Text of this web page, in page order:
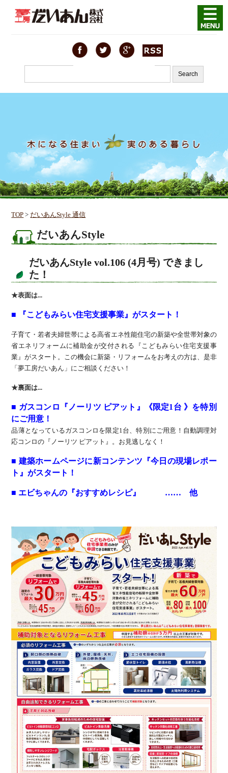
TOP > だいあんStyle 通信
だいあんStyle
だいあんStyle vol.106 (4月号) できまし
た！
★表面は...
■ 『こどもみらい住宅支援事業』がスタート！
子育て・若者夫婦世帯による高省エネ性能住宅の新築や全世帯対象の
省エネリフォームに補助金が交付される『こどもみらい住宅支援事
業』がスタート。この機会に新築・リフォームをお考えの方は、是非
「夢工房だいあん」にご相談ください！
★裏面は...
■ ガスコンロ『ノーリツ ピアット』《限定1台 》を特別
にご用意！
品薄となっているガスコンロを限定1台、特別にご用意！自動調理対
応コンロの『ノーリツ ピアット』。お見逃しなく！
■ 建築ホームページに新コンテンツ『今日の現場レポー
ト』がスタート！
■ エビちゃんの『おすすめレシピ』 …… 他